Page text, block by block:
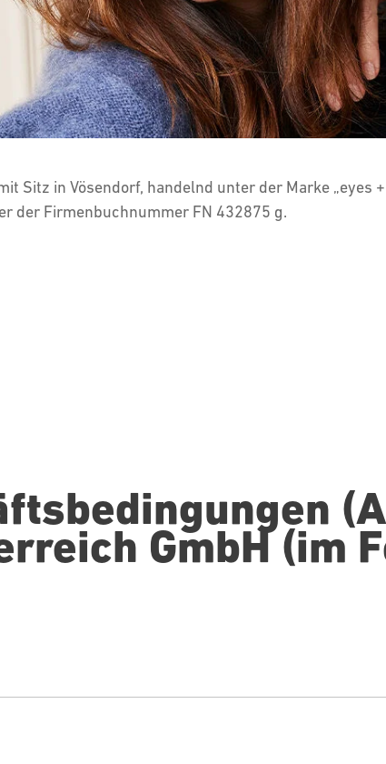
Sitz in Vösendorf, handelnd unter der Marke „eyes
der Firmenbuchnummer FN 432875 g.
GmbH (im